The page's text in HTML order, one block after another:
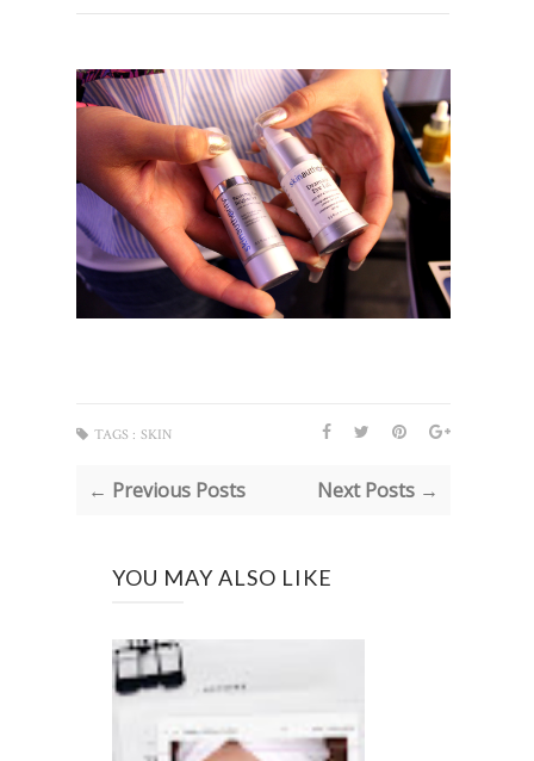
TAGS : SKIN
← Previous Posts Next Posts →
YOU MAY ALSO LIKE